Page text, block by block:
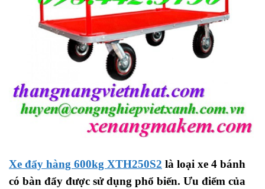
Xe đẩy hàng 600kg XTH250S2 là loại xe 4 bánh
có bàn đẩy được sử dụng phổ biến. Ưu điểm của